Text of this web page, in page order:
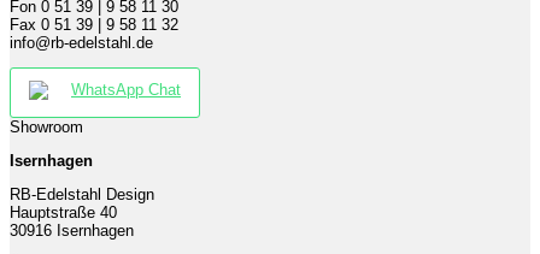
Fon 0 51 39 | 9 58 11 30
Fax 0 51 39 | 9 58 11 32
info@rb-edelstahl.de
WhatsApp Chat
Showroom
Isernhagen
RB-Edelstahl Design
Hauptstraße 40
30916 Isernhagen